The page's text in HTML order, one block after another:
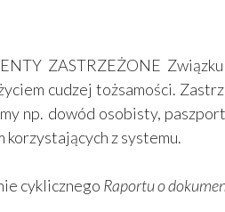
ZASTRZEŻONE
cudzej tożsamości.
np. dowód osobisty,
korzystających z systemu.
cyklicznego Raportu o